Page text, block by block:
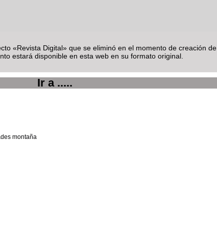
«Revista Digital» que se eliminó en el momento de creación
estará disponible en esta web en su formato original.
Ir a .....
montaña